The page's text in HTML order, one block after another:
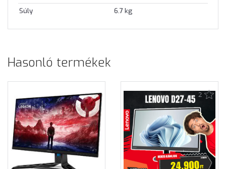
Súly
6.7 kg
Hasonló termékek
2